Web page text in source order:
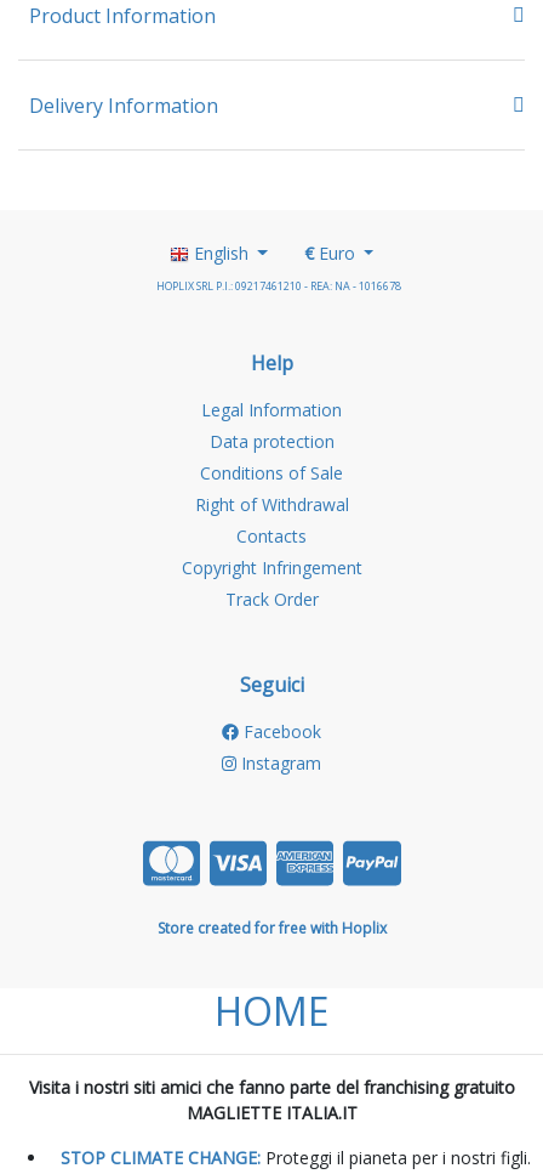
Product Information
Delivery Information
English €Euro
HOPLIX SRL P.I.: 09217461210 - REA: NA - 1016678
Help
Legal Information
Data protection
Conditions of Sale
Right of Withdrawal
Contacts
Copyright Infringement
Track Order
Seguici
Facebook
Instagram
Store created for free with Hoplix
HOME
Visita i nostri siti amici che fanno parte del franchising gratuito
MAGLIETTE ITALIA.IT
STOP CLIMATE CHANGE: Proteggi il pianeta per i nostri figli.